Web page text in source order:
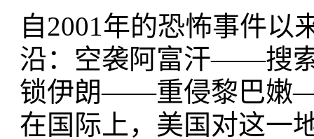
自2001年的恐怖事件以
沿：空袭阿富汗——搜
锁伊朗——重侵黎巴嫩
在国际上，美国对这一